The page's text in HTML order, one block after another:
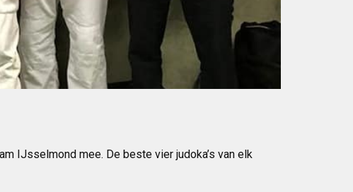
IJsselmond mee. De beste vier judoka’s van elk